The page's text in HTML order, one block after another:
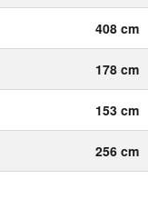
408 cm
178 cm
153 cm
256 cm